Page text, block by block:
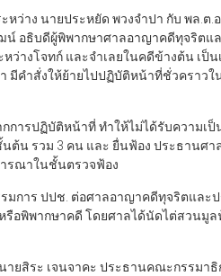
หว่าง นายประหยัด พวงจำปา กับ พล.ต
น์ อธิบดีผู้พิพากษาศาลอาญาคดีทุจริตแ
างโจทก์ และจำเลยในคดีข้างต้น เป็น
มีคำสั่งให้ย้ายไปปฏิบัติหน้าที่ชั่วคราว
การปฏิบัติหน้าที่ ทำให้ไม่ได้รับความเ
ต้น รวม 3 คน และ ยื่นฟ้อง ประธานศ
รณาในชั้นตรวจฟ้อง
มการ ปปช. ต่อศาลอาญาคดีทุจริตและ
พิพากษาคดี โดยศาลได้นัดไต่สวนมูล
ยสิระ เจนจาคะ ประธานคณะกรรมา